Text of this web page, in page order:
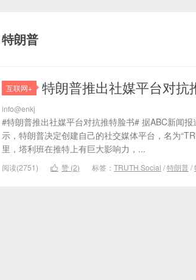
特朗普
互联网+ 特朗普推出社媒平台对抗
info@enkj
#特朗普推出社媒平台对抗推特脸书# 据ABC新闻
示，特朗普决定创建自己的社交媒体平台，名为
里，塔利班在推特上有巨大影响力，...
阅读(2751)  赞 (2) 标签： TRUTH Social /特朗普 /